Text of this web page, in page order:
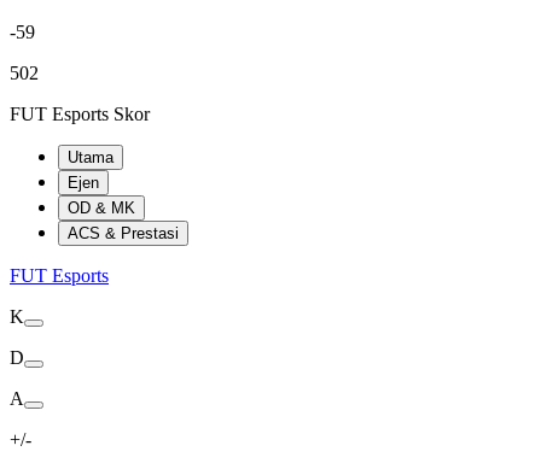
-59
502
FUT Esports Skor
Utama
Ejen
OD & MK
ACS & Prestasi
FUT Esports
K
D
A
+/-